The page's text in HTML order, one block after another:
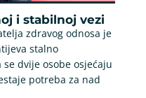
i stabilnoj vezi
zdravog odnosa je
stalno
dvije osobe osjećaju
potreba za nad